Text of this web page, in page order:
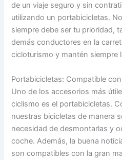
de un viaje seguro y sin
utilizando un portabicicletas.
siempre debe ser tu prioridad,
demás conductores en la
cicloturismo y mantén siempre
Portabicicletas: Compatible
Uno de los accesorios más
ciclismo es el portabicicletas.
nuestras bicicletas de manera
necesidad de desmontarlas y
coche. Además, la buena
son compatibles con la gran